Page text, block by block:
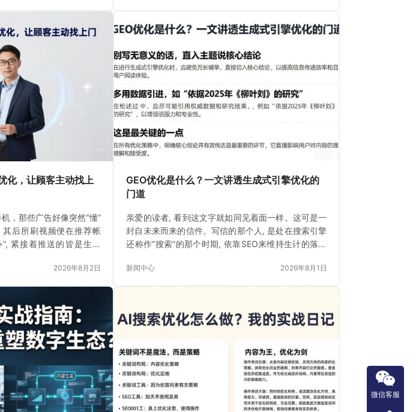
化，让顾客主动找上
，那些广告好像突然“懂”
后所刷视频便在推荐帐
紧接着推送的皆是生发
2026年8月2日
GEO优化是什么？一文讲透生成式引擎优化的
门道
亲爱的读者, 看到这文字就如同见着面一样。这可是一
封自未来而来的信件。写信的那个人, 是处在搜索引擎
还称作“搜索”的那个时期, 依靠SEO来维持生计的落魄
新闻中心 2026年8月1日
微信客服